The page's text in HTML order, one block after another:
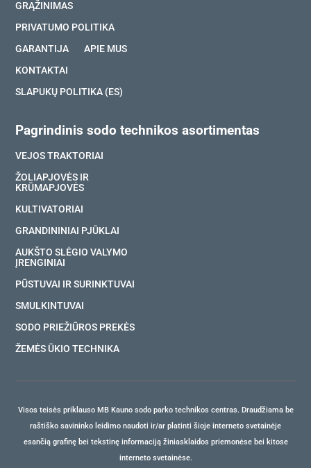
GRĄŽINIMAS
PRIVATUMO POLITIKA
GARANTIJA
APIE MUS
KONTAKTAI
SLAPUKŲ POLITIKA (ES)
Pagrindinis sodo technikos asortimentas
VEJOS TRAKTORIAI
ŽOLIAPJOVĖS IR
KRŪMAPJOVĖS
KULTIVATORIAI
GRANDININIAI PJŪKLAI
AUKŠTO SLĖGIO VALYMO
ĮRENGINIAI
PŪSTUVAI IR SURINKTUVAI
SMULKINTUVAI
SODO PRIEŽIŪROS PREKĖS
ŽEMĖS ŪKIO TECHNIKA
Visos teisės priklauso MB Kauno sodo parko technikos centras. Draudžiama be
raštiško savininko leidimo naudoti ir/ar platinti šioje interneto svetainėje
esančią grafinę bei tekstinę informaciją žiniasklaidos priemonėse bei kitose
interneto svetainėse.